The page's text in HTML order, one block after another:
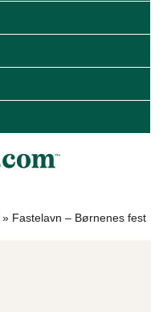
» Fastelavn – Børnenes fest